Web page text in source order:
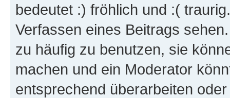
bedeutet :) fröhlich und :(
Verfassen eines Beitrags
zu häufig zu benutzen, sie
machen und ein Moderator
entsprechend überarbeiten